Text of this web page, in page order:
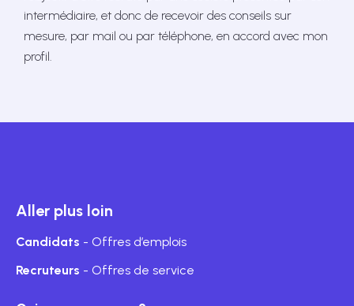
intermédiaire, et donc de recevoir des conseils sur
mesure, par mail ou par téléphone, en accord avec mon
profil.
Aller plus loin
Candidats - Offres d’emplois
Recruteurs - Offres de service